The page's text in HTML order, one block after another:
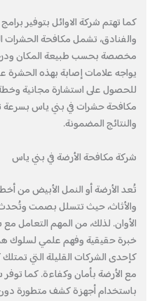
كما تهتم شركة الاوائل بتوفير
والفنادق، تشمل مكافحة الحشرات
مخصصة بحسب طبيعة المكان
يواجه علامات إصابة بهذه الحشرة
للحصول على استشارة مجانية
مكافحة حشرات في بني ياس بسرعة
والنتائج المضمونة.
شركة مكافحة الأرضة في بني ياس
تُعد الأرضة أو النمل الأبيض من
والأثاث، حيث تتسلل بصمت وتُحدث
الأوان. لذلك، من المهم التعامل
خبرة حقيقية وفهم علمي لسلوك هذه
كإحدى الشركات القليلة التي تمتلك
مع الأرضة بأمان وكفاءة. كما
باستخدام أجهزة كشف متطورة دون